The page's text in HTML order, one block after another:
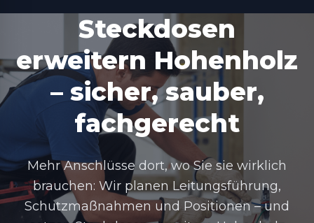
Steckdosen
erweitern Hohenholz
– sicher, sauber,
fachgerecht
Mehr Anschlüsse dort, wo Sie sie wirklich
brauchen: Wir planen Leitungsführung,
Schutzmaßnahmen und Positionen – und